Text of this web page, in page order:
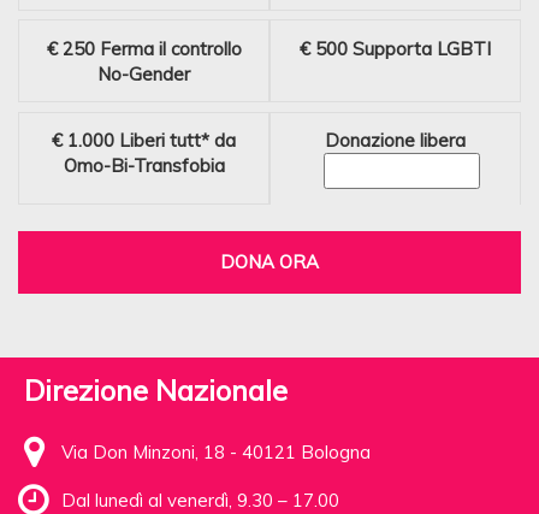
€ 250 Ferma il controllo
No-Gender
€ 500 Supporta LGBTI
€ 1.000 Liberi tutt* da
Omo-Bi-Transfobia
Donazione libera
DONA ORA
Direzione Nazionale
Via Don Minzoni, 18 - 40121 Bologna
Dal lunedì al venerdì, 9.30 – 17.00